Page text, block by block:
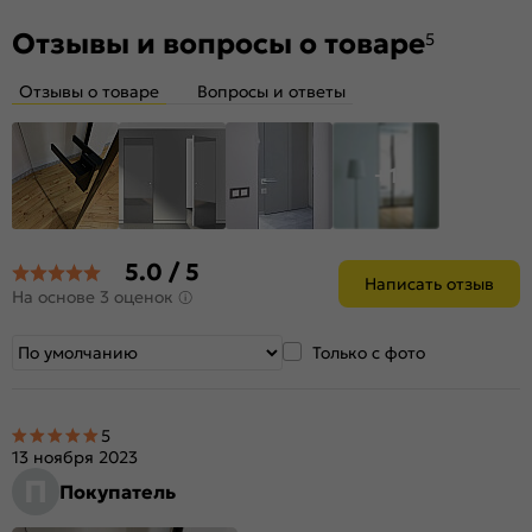
Отзывы и вопросы о товаре5
Отзывы о товаре Вопросы и ответы
+1
5.0 / 5
На основе 3 оценок
Написать отзыв
Только с фото
Покупатель
13 ноября 2023
5